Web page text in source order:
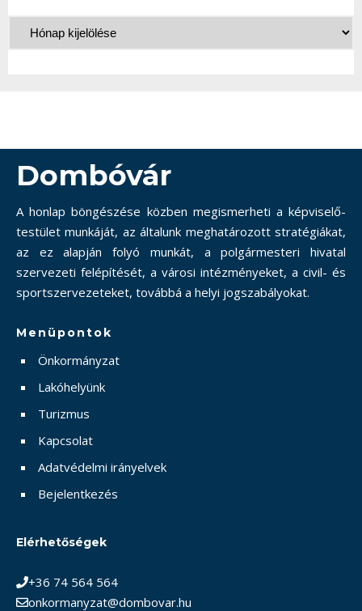
Dombóvár
A honlap böngészése közben megismerheti a képviselő-
testület munkáját, az általunk meghatározott stratégiákat,
az ez alapján folyó munkát, a polgármesteri hivatal
szervezeti felépítését, a városi intézményeket, a civil- és
sportszervezeteket, továbbá a helyi jogszabályokat.
Menüpontok
Önkormányzat
Lakóhelyünk
Turizmus
Kapcsolat
Adatvédelmi irányelvek
Bejelentkezés
Elérhetőségek
+36 74 564 564
onkormanyzat@dombovar.hu